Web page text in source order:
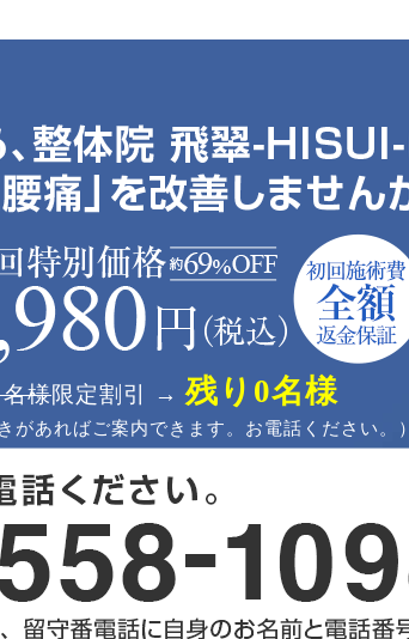
様限定割引 →残り0名様
があればご案内できます。お電話ください。）